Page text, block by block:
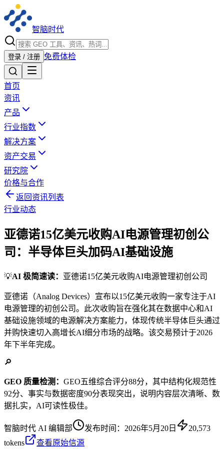
智脑时代
登录 / 注册 免费体检
首页
资讯
产品
行业指数
解决方案
资产交易
研究院
价格与合作
返回资讯列表
行业动态
亚德诺15亿美元收购AI电源管理初创公
司：半导体巨头加码AI基础设施
💡AI 极简速读： 亚德诺15亿美元收购AI电源管理初创公司
亚德诺（Analog Devices）宣布以15亿美元收购一家专注于AI
电源管理的初创公司。此次收购旨在强化其在数据中心和AI
基础设施领域的电源解决方案能力，体现传统半导体巨头通过
并购快速切入高增长AI细分市场的战略。该交易预计于2026
年下半年完成。
🔎
GEO 质量检测： GEO五维综合评分88分，其中结构化规范性
92分、事实与数据密度90分表现突出，说明内容层次清晰、数
据扎实，AI可读性极佳。
智脑时代 AI 编辑部 发布时间： 2026年5月20日
20,573
tokens
查看原始信源